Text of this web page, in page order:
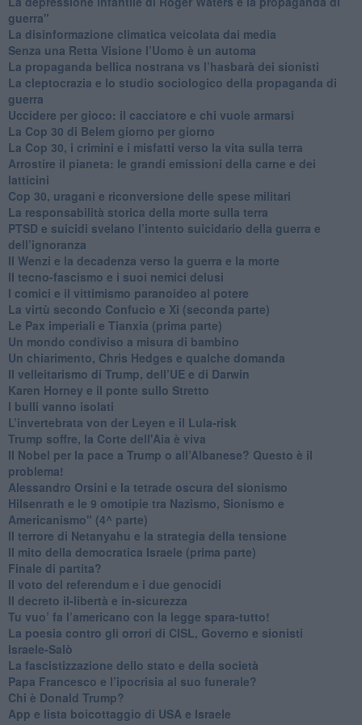
guerra"
​La disinformazione climatica veicolata dai media
Senza una Retta Visione l’Uomo è un automa
​La propaganda bellica nostrana vs l’hasbarà dei sionisti
​La cleptocrazia e lo studio sociologico della propaganda di
guerra
​Uccidere per gioco: il cacciatore e chi vuole armarsi
​La Cop 30 di Belem giorno per giorno
La Cop 30, i crimini e i misfatti verso la vita sulla terra
Arrostire il pianeta: le grandi emissioni della carne e dei
latticini
​Cop 30, uragani e riconversione delle spese militari
La responsabilità storica della morte sulla terra
PTSD e suicidi svelano l’intento suicidario della guerra e
dell’ignoranza
Il Wenzi e la decadenza verso la guerra e la morte
​Il tecno-fascismo e i suoi nemici delusi
​I comici e il vittimismo paranoideo al potere
​La virtù secondo Confucio e Xi (seconda parte)
Le Pax imperiali e Tianxia (prima parte)
Un mondo condiviso a misura di bambino
​Un chiarimento, Chris Hedges e qualche domanda
Il velleitarismo di Trump, dell’UE e di Darwin
​Karen Horney e il ponte sullo Stretto
​I bulli vanno isolati
L’invertebrata von der Leyen e il Lula-risk
Trump soffre, la Corte dell'Aia è viva
​Il Nobel per la pace a Trump o all’Albanese? Questo è il
problema!
​Alessandro Orsini e la tetrade oscura del sionismo
​Hilsenrath e le 9 omotipie tra Nazismo, Sionismo e
Americanismo" (4^ parte)
​Il terrore di Netanyahu e la strategia della tensione
Il mito della democratica Israele (prima parte)
​Finale di partita?
​Il voto del referendum e i due genocidi
Il decreto il-libertà e in-sicurezza
Tu vuo’ fa l’americano con la legge spara-tutto!
La poesia contro gli orrori di CISL, Governo e sionisti
Israele-Salò
​La fascistizzazione dello stato e della società
Papa Francesco e l’ipocrisia al suo funerale?
​Chi è Donald Trump?
App e lista boicottaggio di USA e Israele